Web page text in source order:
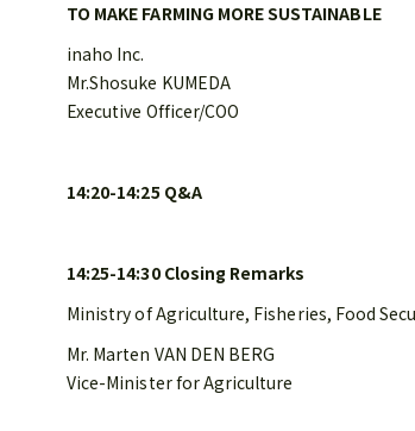
TO MAKE FARMING MORE SUSTAINABLE
inaho Inc.
Mr.Shosuke KUMEDA
Executive Officer/COO
14:20-14:25 Q&A
14:25-14:30 Closing Remarks
Ministry of Agriculture, Fisheries, Food
Mr. Marten VAN DEN BERG
Vice-Minister for Agriculture